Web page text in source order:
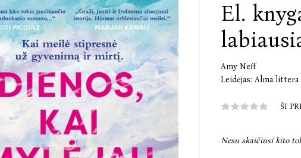
El.
Amy Neff
Leidėjas: Alma littera
ŠI
Nesu skaičiusi kito